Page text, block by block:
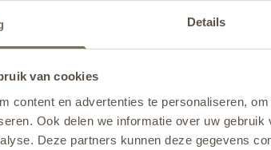
Details
van cookies
content en advertenties te personaliseren,
Ook delen we informatie over uw
Deze partners kunnen deze gegevens